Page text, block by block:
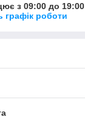
з 09:00 до 19:00
графік роботи